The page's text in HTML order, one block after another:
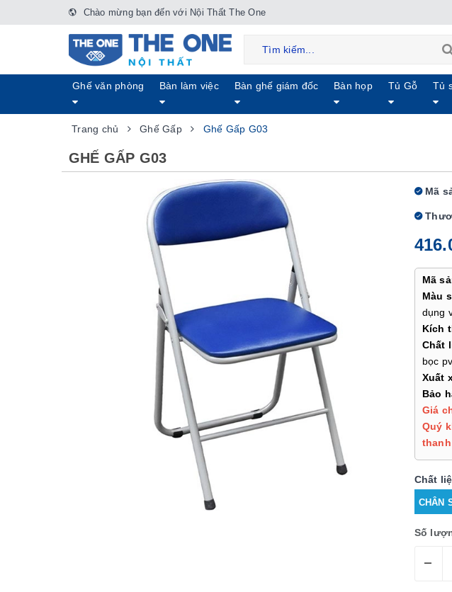
Chào mừng bạn đến với Nội Thất The One
Ghế văn phòng Bàn làm việc Bàn ghế giám đốc Bàn họp Tủ Gỗ Tủ
Trang chủ Ghế Gấp Ghế Gấp G03
GHẾ GẤP G03
Mã
Mã
Màu
dụng
Kích
Chất
bọc
Xuất
Bảo
Giá
Quý
Chất
CHÂN
Số
–